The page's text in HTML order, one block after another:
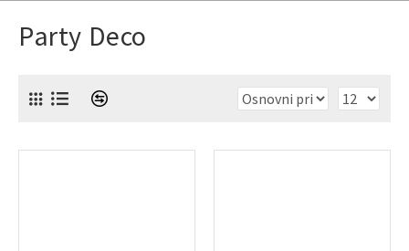
Party Deco